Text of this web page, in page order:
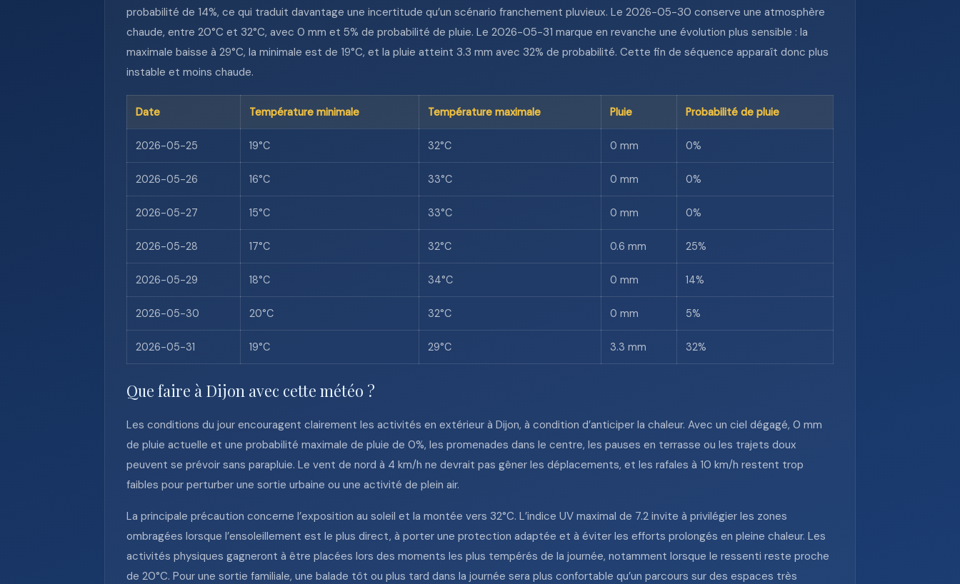
probabilité de 14%, ce qui traduit davantage une incertitude qu’un scénario franchement pluvieux. Le 2026-05-30 conserve une atmosphère
chaude, entre 20°C et 32°C, avec 0 mm et 5% de probabilité de pluie. Le 2026-05-31 marque en revanche une évolution plus sensible : la
maximale baisse à 29°C, la minimale est de 19°C, et la pluie atteint 3.3 mm avec 32% de probabilité. Cette fin de séquence apparaît donc plus
instable et moins chaude.
Date Température minimale Température maximale Pluie Probabilité de pluie
2026-05-25 19°C 32°C 0 mm 0%
2026-05-26 16°C 33°C 0 mm 0%
2026-05-27 15°C 33°C 0 mm 0%
2026-05-28 17°C 32°C 0.6 mm 25%
2026-05-29 18°C 34°C 0 mm 14%
2026-05-30 20°C 32°C 0 mm 5%
2026-05-31 19°C 29°C 3.3 mm 32%
Que faire à Dijon avec cette météo ?
Les conditions du jour encouragent clairement les activités en extérieur à Dijon, à condition d’anticiper la chaleur. Avec un ciel dégagé, 0 mm
de pluie actuelle et une probabilité maximale de pluie de 0%, les promenades dans le centre, les pauses en terrasse ou les trajets doux
peuvent se prévoir sans parapluie. Le vent de nord à 4 km/h ne devrait pas gêner les déplacements, et les rafales à 10 km/h restent trop
faibles pour perturber une sortie urbaine ou une activité de plein air.
La principale précaution concerne l’exposition au soleil et la montée vers 32°C. L’indice UV maximal de 7.2 invite à privilégier les zones
ombragées lorsque l’ensoleillement est le plus direct, à porter une protection adaptée et à éviter les efforts prolongés en pleine chaleur. Les
activités physiques gagneront à être placées lors des moments les plus tempérés de la journée, notamment lorsque le ressenti reste proche
de 20°C. Pour une sortie familiale, une balade tôt ou plus tard dans la journée sera plus confortable qu’un parcours sur des espaces très